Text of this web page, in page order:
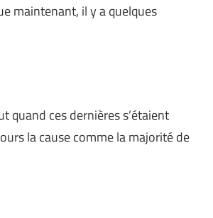
maintenant, il y a quelques
quand ces dernières s’étaient
la cause comme la majorité de